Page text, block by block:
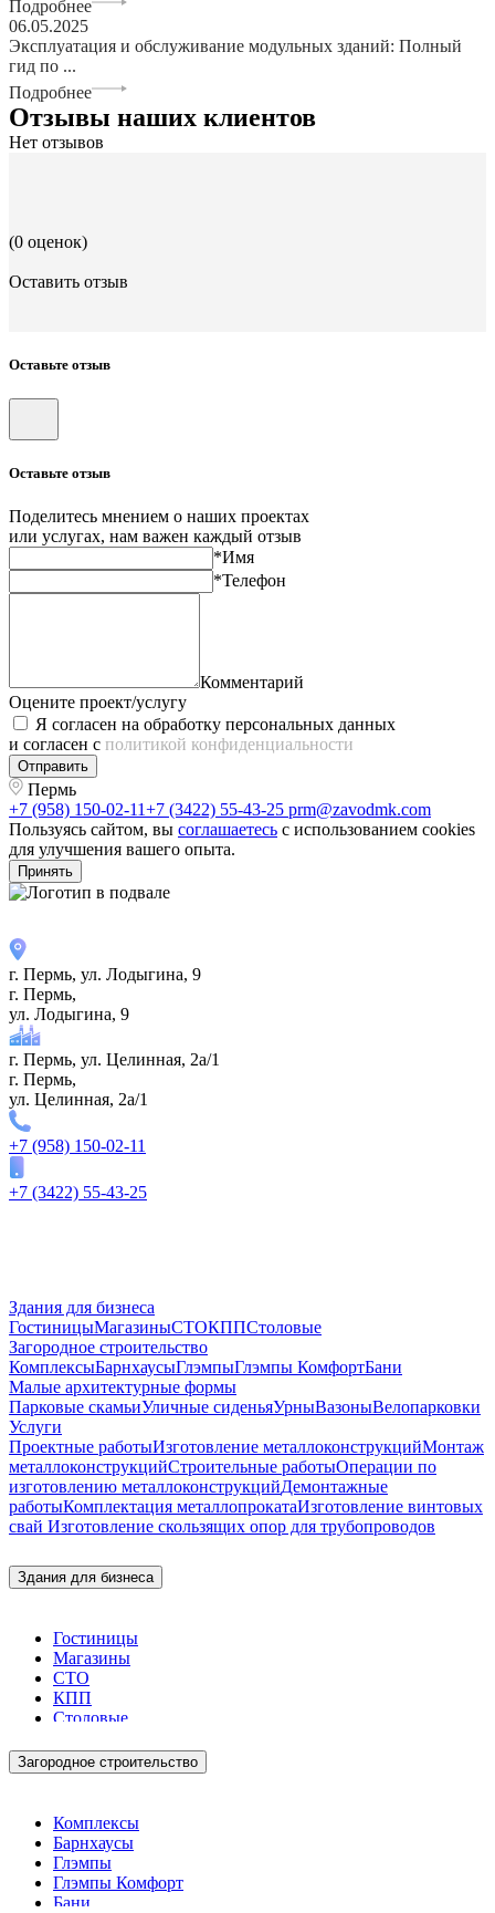
Подробнее
06.05.2025
Эксплуатация и обслуживание модульных зданий: Полный
гид по ...
Подробнее
Отзывы наших клиентов
Нет отзывов
(0 оценок)
Оставить отзыв
Оставьте отзыв
Оставьте отзыв
Поделитесь мнением о наших проектах
или услугах, нам важен каждый отзыв
*Имя
*Телефон
Комментарий
Оцените проект/услугу
Я согласен на обработку персональных данных
и согласен с политикой конфиденциальности
Отправить
Пермь
+7 (958) 150-02-11+7 (3422) 55-43-25 prm@zavodmk.com
Пользуясь сайтом, вы соглашаетесь с использованием cookies
для улучшения вашего опыта.
Принять
г. Пермь, ул. ​Лодыгина, 9
г. Пермь,
ул. ​Лодыгина, 9
г. Пермь, ул. Целинная, 2а/1
г. Пермь,
ул. Целинная, 2а/1
+7 (958) 150-02-11
+7 (3422) 55-43-25
Здания для бизнеса
ГостиницыМагазиныСТОКППСтоловые
Загородное строительство
КомплексыБарнхаусыГлэмпыГлэмпы КомфортБани
Малые архитектурные формы
Парковые скамьиУличные сиденьяУрныВазоныВелопарковки
Услуги
Проектные работыИзготовление металлоконструкцийМонтаж
металлоконструкцийСтроительные работыОперации по
изготовлению металлоконструкцийДемонтажные
работыКомплектация металлопрокатаИзготовление винтовых
свай Изготовление скользящих опор для трубопроводов
Здания для бизнеса
Гостиницы
Магазины
СТО
КПП
Столовые
Загородное строительство
Комплексы
Барнхаусы
Глэмпы
Глэмпы Комфорт
Бани